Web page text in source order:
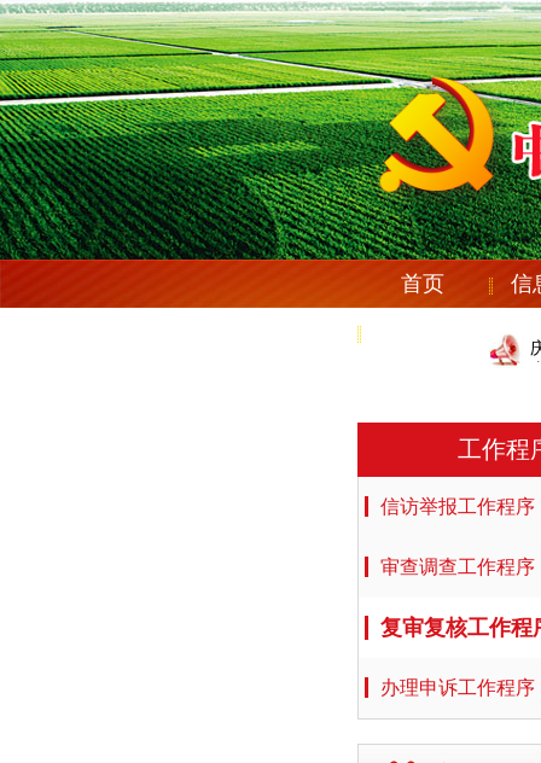
首页
信
工作程
信访举报工作程序
审查调查工作程序
复审复核工作程
办理申诉工作程序